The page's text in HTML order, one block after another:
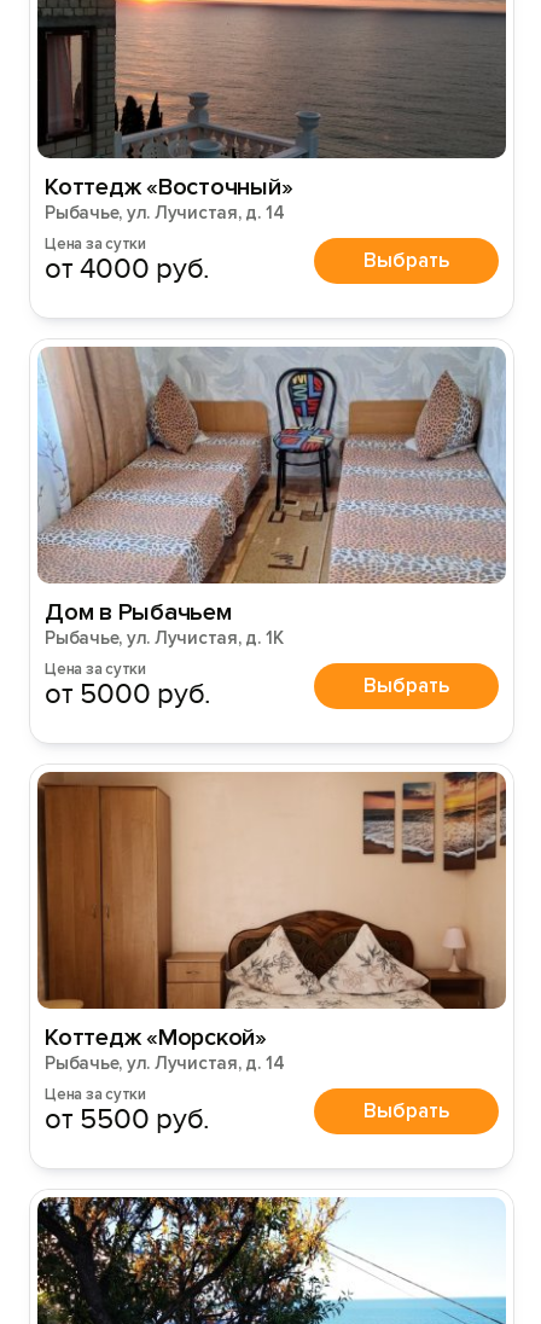
Коттедж «Восточный»
Рыбачье, ул. Лучистая, д. 14
Цена за сутки
от 4000 руб. Выбрать
Дом в Рыбачьем
Рыбачье, ул. Лучистая, д. 1К
Цена за сутки
от 5000 руб. Выбрать
Коттедж «Морской»
Рыбачье, ул. Лучистая, д. 14
Цена за сутки
от 5500 руб. Выбрать